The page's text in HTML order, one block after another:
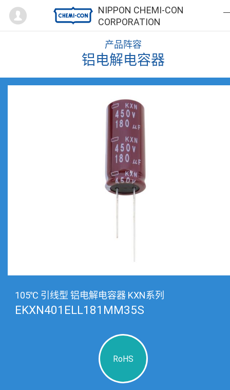
NIPPON CHEMI-CON
CORPORATION
Mypage
产品阵容
铝电解电容器
105℃ 引线型 铝电解电容器 KXN系列
EKXN401ELL181MM35S
RoHS